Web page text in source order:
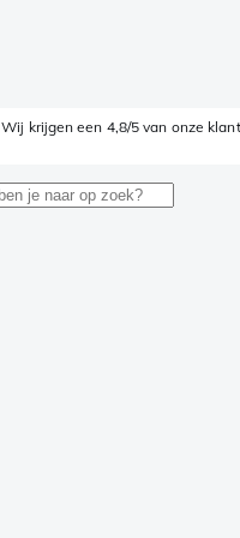
Wij krijgen een 4,8/5 van onze